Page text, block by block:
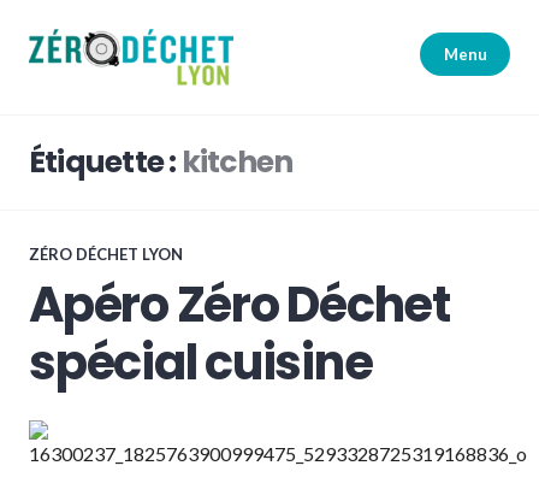
contenu
Menu
Étiquette : kitchen
ZÉRO DÉCHET LYON
Apéro Zéro Déchet
spécial cuisine